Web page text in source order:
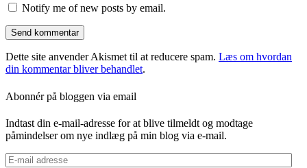
Notify me of new posts by email.
Dette site anvender Akismet til at reducere spam. Læs om hvordan
din kommentar bliver behandlet.
Abonnér på bloggen via email
Indtast din e-mail-adresse for at blive tilmeldt og modtage
påmindelser om nye indlæg på min blog via e-mail.
E-